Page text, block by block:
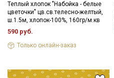
Теплый хлопок "Набойка - белые
цветочки" цв.св.телесно-желтый,
ш.1.5м, хлопок-100%, 160гр/м.кв
590 руб.
Только онлайн-заказ